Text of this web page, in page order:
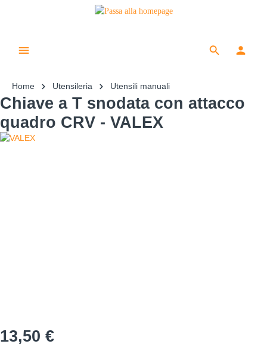
Home Utensileria Utensili manuali
Chiave a T snodata con attacco
quadro CRV - VALEX
13,50 €